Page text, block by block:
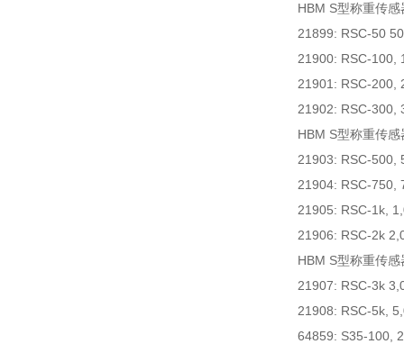
HBM S型称重传感
21899: RSC-50
21900: RSC-100,
21901: RSC-200,
21902: RSC-300,
HBM S型称重传感
21903: RSC-500,
21904: RSC-750,
21905: RSC-1k,
21906: RSC-2k
HBM S型称重传感
21907: RSC-3k
21908: RSC-5k,
64859: S35-100,